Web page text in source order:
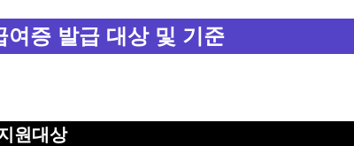
여증 발급 대상 및 기준
원대상